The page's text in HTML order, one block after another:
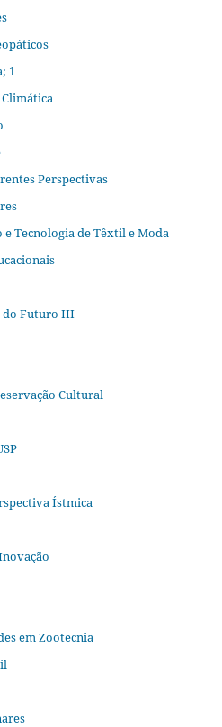
1
Climática
Perspectivas
e Tecnologia de Têxtil e Moda
do Futuro III
Cultural
Ístmica
em Zootecnia